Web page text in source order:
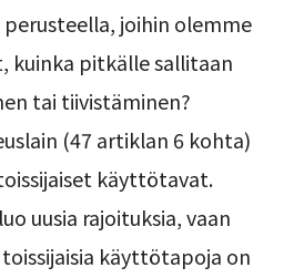
joihin olemme
kuinka pitkälle sallitaan
tai tiivistäminen?
(47 artiklan 6 kohta)
käyttötavat.
uusia rajoituksia, vaan
käyttötapoja on